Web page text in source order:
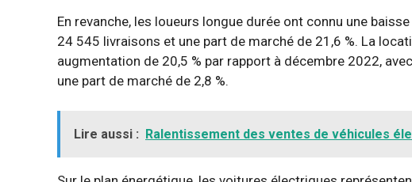
En revanche, les loueurs longue durée ont connu une
24 545 livraisons et une part de marché de 21,6 %. La
augmentation de 20,5 % par rapport à décembre 2022,
une part de marché de 2,8 %.
Lire aussi : Ralentissement des ventes de véhicules